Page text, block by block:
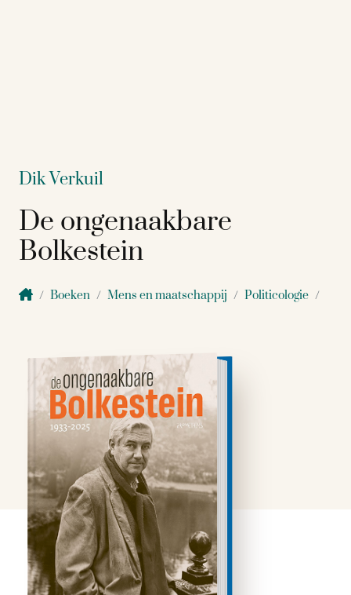
Dik Verkuil
De ongenaakbare
Bolkestein
Boeken Mens en maatschappij Politicologie